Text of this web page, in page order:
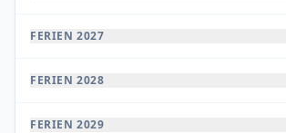
FERIEN 2027
FERIEN 2028
FERIEN 2029